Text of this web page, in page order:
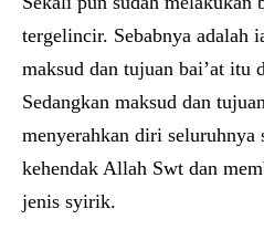
tergelincir. Sebabnya adalah
maksud dan tujuan bai’at itu
Sedangkan maksud dan
menyerahkan diri seluruhnya
kehendak Allah Swt dan
jenis syirik.